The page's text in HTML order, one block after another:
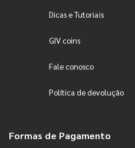
Dicas e Tutoriais
GIV coins
Fale conosco
Política de devolução
Formas de Pagamento